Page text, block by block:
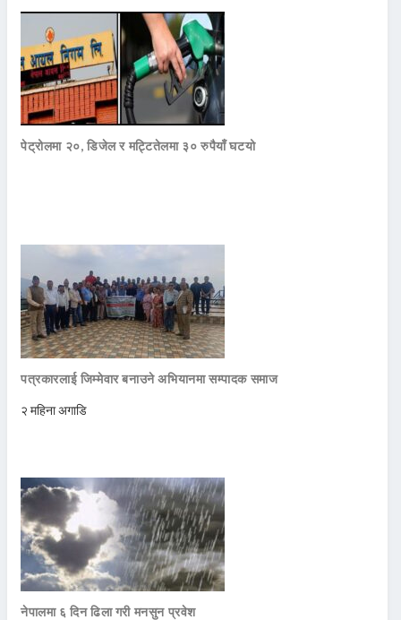
पेट्रोलमा २०, डिजेल र मट्टितेलमा ३० रुपैयाँ घटयो
पत्रकारलाई जिम्मेवार बनाउने अभियानमा सम्पादक समाज
२ महिना अगाडि
नेपालमा ६ दिन ढिला गरी मनसुन प्रवेश